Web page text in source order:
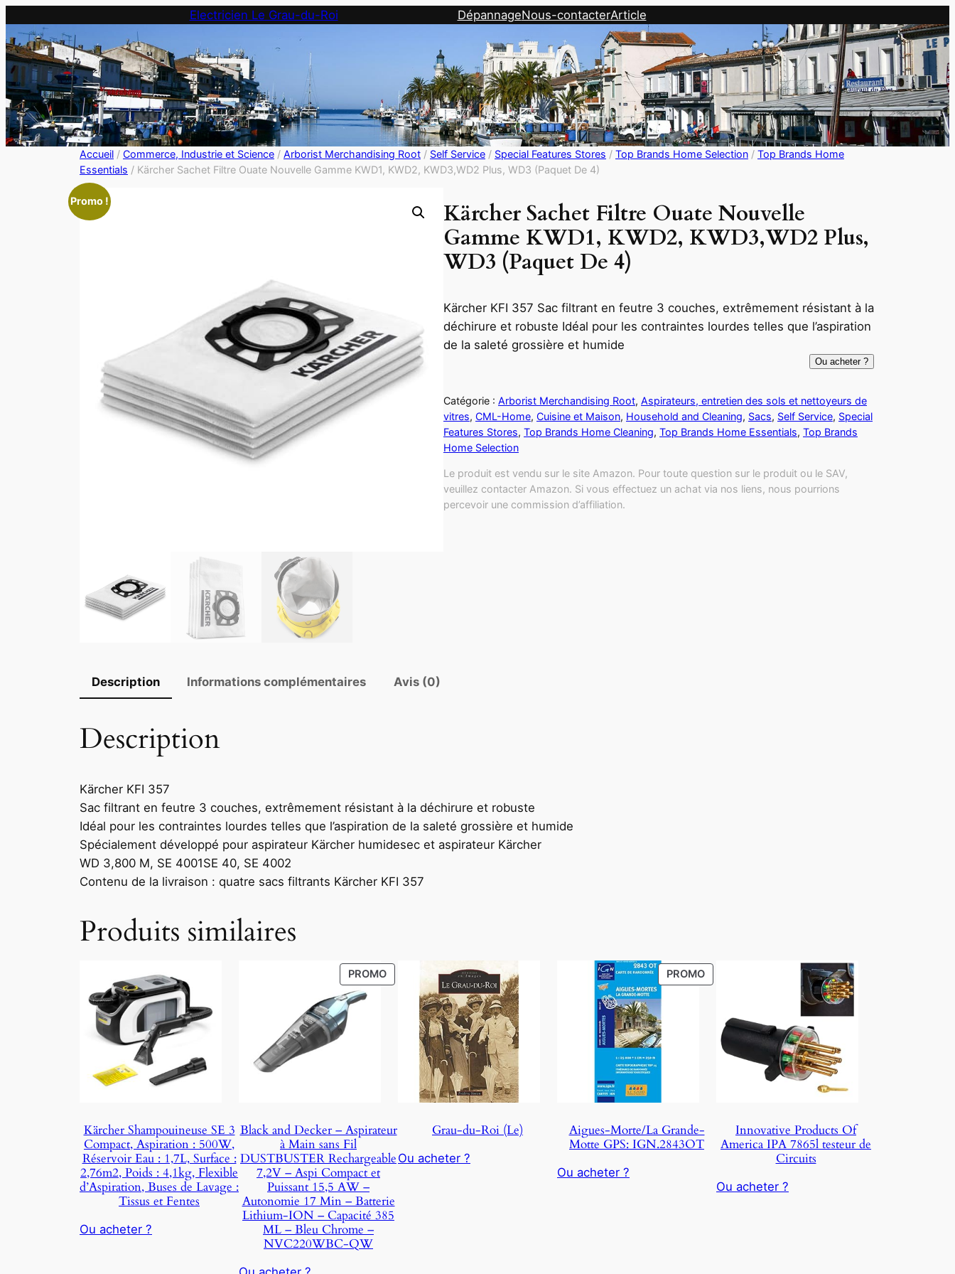
Electricien Le Grau-du-Roi DépannageNous-contacterArticle
Accueil / Commerce, Industrie et Science / Arborist Merchandising Root / Self Service / Special Features Stores / Top Brands Home Selection / Top Brands Home
Essentials / Kärcher Sachet Filtre Ouate Nouvelle Gamme KWD1, KWD2, KWD3,WD2 Plus, WD3 (Paquet De 4)
Promo !
Kärcher Sachet Filtre Ouate Nouvelle
Gamme KWD1, KWD2, KWD3,WD2 Plus,
WD3 (Paquet De 4)
Kärcher KFI 357 Sac filtrant en feutre 3 couches, extrêmement résistant à la
déchirure et robuste Idéal pour les contraintes lourdes telles que l’aspiration
de la saleté grossière et humide
Ou acheter ?
Catégorie : Arborist Merchandising Root, Aspirateurs, entretien des sols et nettoyeurs de
vitres, CML-Home, Cuisine et Maison, Household and Cleaning, Sacs, Self Service, Special
Features Stores, Top Brands Home Cleaning, Top Brands Home Essentials, Top Brands
Home Selection
Le produit est vendu sur le site Amazon. Pour toute question sur le produit ou le SAV,
veuillez contacter Amazon. Si vous effectuez un achat via nos liens, nous pourrions
percevoir une commission d’affiliation.
Description Informations complémentaires Avis (0)
Description
Kärcher KFI 357
Sac filtrant en feutre 3 couches, extrêmement résistant à la déchirure et robuste
Idéal pour les contraintes lourdes telles que l’aspiration de la saleté grossière et humide
Spécialement développé pour aspirateur Kärcher humidesec et aspirateur Kärcher
WD 3,800 M, SE 4001SE 40, SE 4002
Contenu de la livraison : quatre sacs filtrants Kärcher KFI 357
Produits similaires
Kärcher Shampouineuse SE 3
Compact, Aspiration : 500W,
Réservoir Eau : 1,7L, Surface :
2,76m2, Poids : 4,1kg, Flexible
d’Aspiration, Buses de Lavage :
Tissus et Fentes
Ou acheter ?
PROMOP
R
A
E
Black and Decker – Aspirateur
à Main sans Fil
DUSTBUSTER Rechargeable
7,2V – Aspi Compact et
Puissant 15,5 AW –
Autonomie 17 Min – Batterie
Lithium-ION – Capacité 385
ML – Bleu Chrome –
NVC220WBC-QW
Grau-du-Roi (Le)
Ou acheter ?
PROMOP
R
A
L
Aigues-Morte/La Grande-
Motte GPS: IGN.2843OT
Ou acheter ?
Innovative Products Of
America IPA 7865l testeur de
Circuits
Ou acheter ?